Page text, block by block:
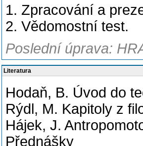
1. Zpracování a
2. Vědomostní test.
Poslední úprava:
Literatura
Hodaň, B. Úvod do
Rýdl, M. Kapitoly z
Hájek, J.
Přednášky